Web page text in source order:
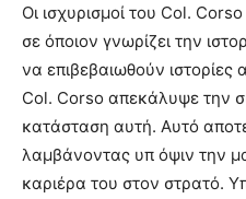
Οι ισχυρισμοί του Col.
σε όποιον γνωρίζει την
να επιβεβαιωθούν
Col. Corso απεκάλυψε την
κατάσταση αυτή. Αυτό
λαμβάνοντας υπ όψιν την
καριέρα του στον στρατό.